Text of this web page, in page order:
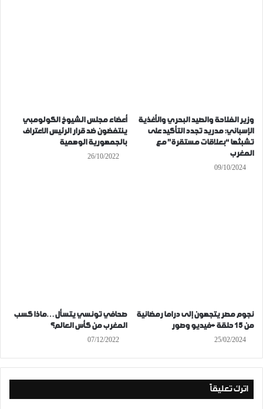
وزير الفلاحة والصيد البحري والأغذية
الإسباني: مدريد تجدد التأكيد على
تشبثها “بعلاقات مستقرة” مع
المغرب
09/10/2024
أعضاء مجلس الشيوخ الكولومبي
ينتفضون ضد قرار الرئيس الاعتراف
بالجمهورية الوهمية
26/10/2022
نجوم مصر يتجهون إلى دراما رمضانية
من 15 حلقة +فيديو وصور
25/02/2024
صحافي تونسي يتسأل…ماذا كسب
المغرب من كأس العالم؟
07/12/2022
اترك تعليقاً